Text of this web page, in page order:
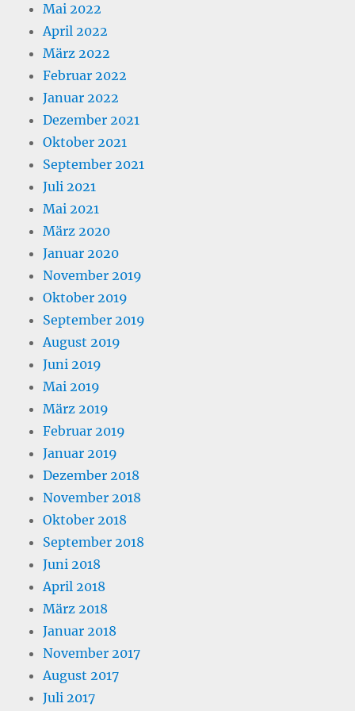
Mai 2022
April 2022
März 2022
Februar 2022
Januar 2022
Dezember 2021
Oktober 2021
September 2021
Juli 2021
Mai 2021
März 2020
Januar 2020
November 2019
Oktober 2019
September 2019
August 2019
Juni 2019
Mai 2019
März 2019
Februar 2019
Januar 2019
Dezember 2018
November 2018
Oktober 2018
September 2018
Juni 2018
April 2018
März 2018
Januar 2018
November 2017
August 2017
Juli 2017